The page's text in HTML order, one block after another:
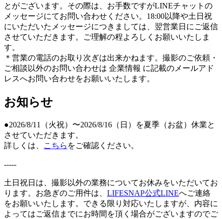
とがございます。その際は、お手数ですがLINEチャットの
メッセージにてお問い合わせください。18:00以降や土日祝
にいただいたメッセージにつきましては、翌営業日にご返信
させていただきます。ご理解の程よろしくお願いいたしま
す。
＊営業の電話のお取り次ぎは出来かねます。撮影のご依頼・
ご相談以外のお問い合わせは 企業情報 に記載のメールアド
レスへお問い合わせをお願いいたします。
お知らせ
●2026/8/11（火祝）〜2026/8/16（日）を夏季（お盆）休業と
させていただきます。
詳しくは、
こちら をご確認ください。
-----
土日祝日は、撮影以外の業務についてお休みをいただいてお
ります。お急ぎのご用件は、 LIFESNAP公式LINEへご連絡
をお願いいたします。できる限り対応いたしますが、内容に
よってはご返信までにお時間を頂く場合がございますのでご